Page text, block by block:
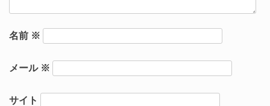
名前 ※
メール ※
サイト